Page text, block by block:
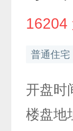
16204
普通住宅
开盘时
楼盘地